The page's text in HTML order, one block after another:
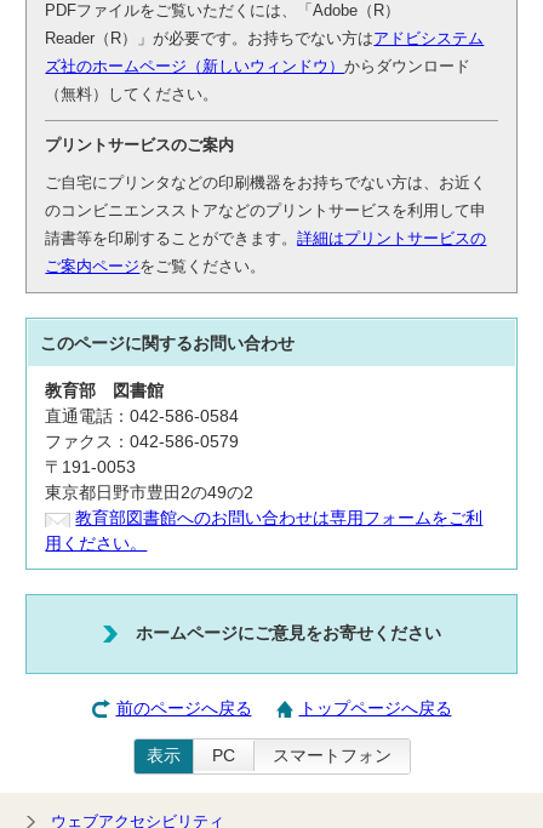
PDFファイルをご覧いただくには、「Adobe（R）
Reader（R）」が必要です。お持ちでない方はアドビシステム
ズ社のホームページ（新しいウィンドウ）からダウンロード
（無料）してください。
プリントサービスのご案内
ご自宅にプリンタなどの印刷機器をお持ちでない方は、お近く
のコンビニエンスストアなどのプリントサービスを利用して申
請書等を印刷することができます。詳細はプリントサービスの
ご案内ページをご覧ください。
このページに関するお問い合わせ
教育部
図書館
直通電話：042-586-0584
ファクス：042-586-0579
〒191-0053
東京都日野市豊田2の49の2
教育部図書館へのお問い合わせは専用フォームをご利
用ください。
ホームページにご意見をお寄せください
前のページへ戻る トップページへ戻る
表示 PC スマートフォン
ウェブアクセシビリティ